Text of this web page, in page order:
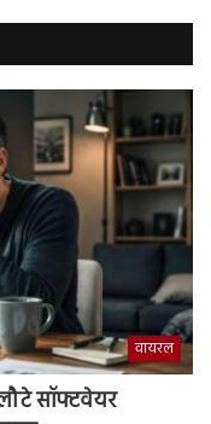
वायरल
सॉफ्टवेयर